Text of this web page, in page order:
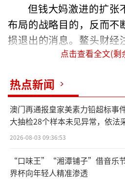
但钱大妈激进的扩张
布局的战略目的，反而不
损退出的消息。鳌头财经
披露显示，截至2023年7
内，钱大妈门店总数似乎在
鳌头财经了解到，钱
于南方城市，广州省内门
相当于当前门店总数的三分
今年4月，在钱大妈
点击查看全文(剩
热点新闻
澳门再通报皇家美素力铅超标事
大抽检28个样本未见异常，依法
防性下架
2026-08-03 09:36:53
“口味王”“湘潭铺子”借音乐
界杯向年轻人精准渗透